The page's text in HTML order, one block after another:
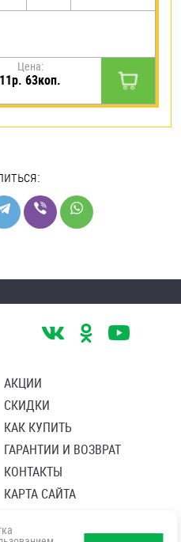
Цена:
11р. 63коп.
АКЦИИ
СКИДКИ
КАК КУПИТЬ
ГАРАНТИИ И ВОЗВРАТ
КОНТАКТЫ
КАРТА САЙТА
данных
персональных данны